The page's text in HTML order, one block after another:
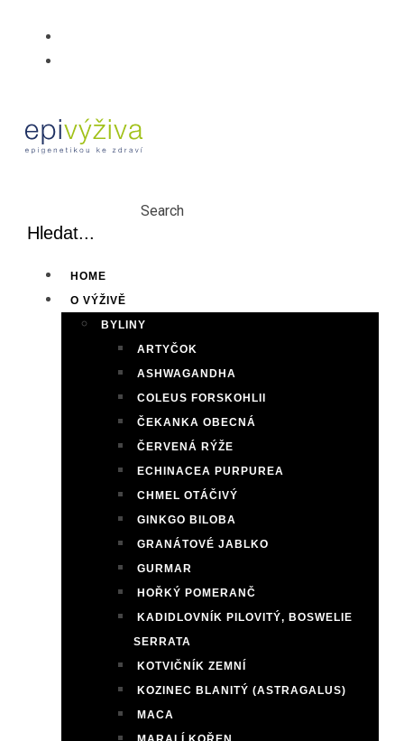
content
Search
HOME
O VÝŽIVĚ
BYLINY
ARTYČOK
ASHWAGANDHA
COLEUS FORSKOHLII
ČEKANKA OBECNÁ
ČERVENÁ RÝŽE
ECHINACEA PURPUREA
CHMEL OTÁČIVÝ
GINKGO BILOBA
GRANÁTOVÉ JABLKO
GURMAR
HOŘKÝ POMERANČ
KADIDLOVNÍK PILOVITÝ, BOSWELIE
SERRATA
KOTVIČNÍK ZEMNÍ
KOZINEC BLANITÝ (ASTRAGALUS)
MACA